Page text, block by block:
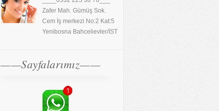
Zafer Mah. Gümüş Sok.
Cem İş merkezi No:2 Kat:5
Yenibosna Bahcelievler/İST
——Sayfalarımız——